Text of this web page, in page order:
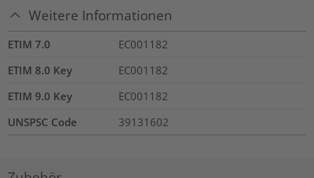
Weitere Informationen
ETIM 7.0
EC001182
ETIM 8.0 Key
EC001182
ETIM 9.0 Key
EC001182
UNSPSC Code
39131602